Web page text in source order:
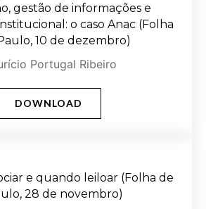
gestão de informações e
o caso Anac (Folha
10 de dezembro)
Portugal Ribeiro
DOWNLOAD
e quando leiloar (Folha de
28 de novembro)